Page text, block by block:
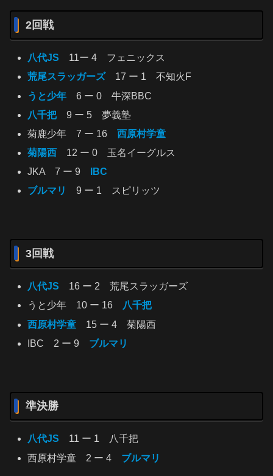
2回戦
八代JS 11ー 4 フェニックス
荒尾スラッガーズ17 ー 1 不知火F
うと少年 6 ー 0 牛深BBC
八千把 9 ー 5 夢義塾
菊鹿少年 7 ー 16西原村学童
菊陽西 12 ー 0 玉名イーグルス
JKA 7 ー 9
IBC
ブルマリ
9 ー 1 スピリッツ
3回戦
八代JS 16 ー 2 荒尾スラッガーズ
うと少年 10 ー 16
八千把
西原村学童 15 ー 4 菊陽西
IBC 2 ー 9 ブルマリ
準決勝
八代JS 11 ー 1 八千把
西原村学童 2 ー 4 ブルマリ